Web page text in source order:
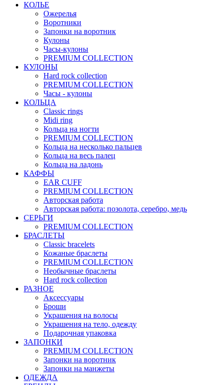
КОЛЬЕ
Ожерелья
Воротники
Запонки на воротник
Кулоны
Часы-кулоны
PREMIUM COLLECTION
КУЛОНЫ
Hard rock collection
PREMIUM COLLECTION
Часы - кулоны
КОЛЬЦА
Classic rings
Midi ring
Кольца на ногти
PREMIUM COLLECTION
Кольца на несколько пальцев
Кольца на весь палец
Кольца на ладонь
КАФФЫ
EAR CUFF
PREMIUM COLLECTION
Авторская работа
Авторская работа: позолота, серебро, медь
СЕРЬГИ
PREMIUM COLLECTION
БРАСЛЕТЫ
Classic bracelets
Кожаные браслеты
PREMIUM COLLECTION
Необычные браслеты
Hard rock collection
РАЗНОЕ
Аксессуары
Броши
Украшения на волосы
Украшения на тело, одежду
Подарочная упаковка
ЗАПОНКИ
PREMIUM COLLECTION
Запонки на воротник
Запонки на манжеты
ОДЕЖДА